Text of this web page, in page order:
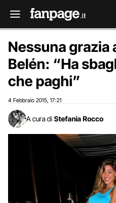
Nessuna grazia
Belén: “Ha
che paghi”
4 Febbraio 2015 17:21
A cura di Stefania Rocco